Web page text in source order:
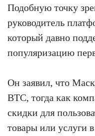
Подобную точку
руководитель
который давно
популяризацию
Он заявил, что
BTC, тогда как
скидки для
товары или услуги